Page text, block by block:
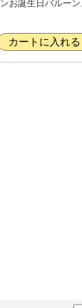
お誕生日バルーン
カートに入れる